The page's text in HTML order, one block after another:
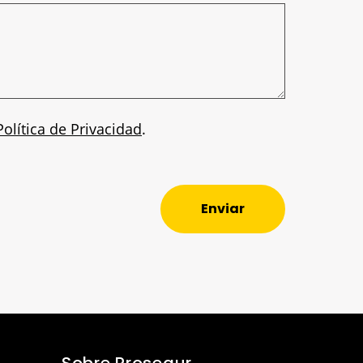
de Privacidad.
Enviar